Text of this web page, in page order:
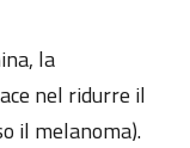
la
nel ridurre il
il melanoma).